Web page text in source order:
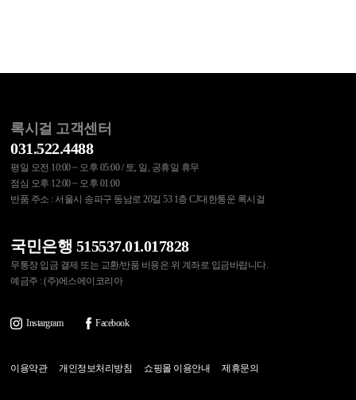
록시걸 고객센터
031.522.4488
평일 오전 10:00 ~ 오후 05:00 / 토, 일, 공휴일 휴무
점심 오후 12:00 ~ 오후 01:00
반품 주소 : 서울시 송파구 동남로 20길 53 1층 CJ대한통운 록시걸
국민은행 515537.01.017828
무통장 입금 결제 또는 교환/반품 비용은 위 계좌로 입금바랍니다.
예금주 : (주)에스에이코리아
Instargram Facebook
이용약관 개인정보처리방침 쇼핑몰 이용안내 제휴문의